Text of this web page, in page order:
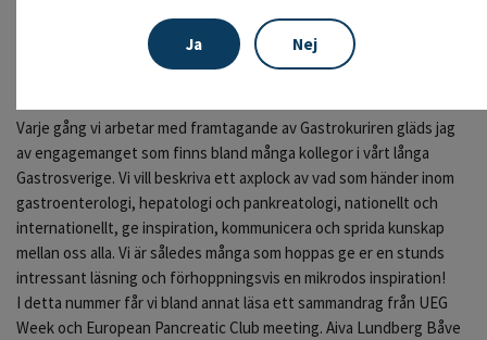
Ja Nej
naturen, samvaro med närstående, träning eller kanske en god bok
– det finns många och olika sätt att finna dessa mikrodoser av
Varje gång vi arbetar med framtagande av Gastrokuriren gläds jag
av engagemanget som finns bland många kollegor i vårt långa
Gastrosverige. Vi vill beskriva ett axplock av vad som händer inom
gastroenterologi, hepatologi och pankreatologi, nationellt och
internationellt, ge inspiration, kommunicera och sprida kunskap
mellan oss alla. Vi är således många som hoppas ge er en stunds
intressant läsning och förhoppningsvis en mikrodos inspiration!
I detta nummer får vi bland annat läsa ett sammandrag från UEG
Week och European Pancreatic Club meeting. Aiva Lundberg Båve